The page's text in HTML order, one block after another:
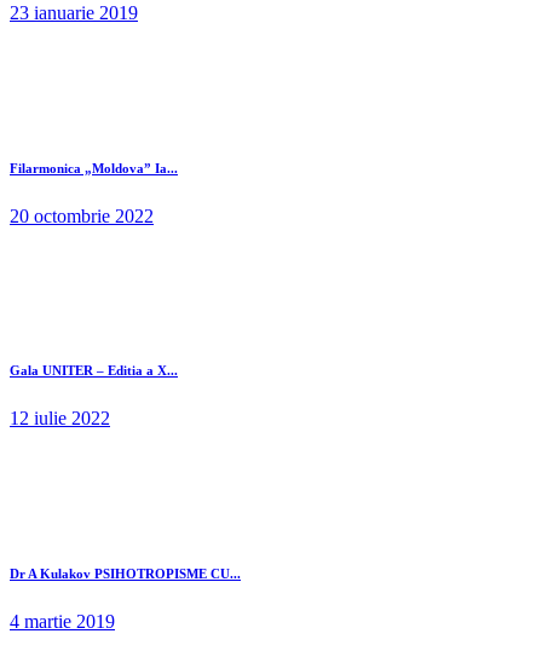
23 ianuarie 2019
Filarmonica „Moldova” Ia...
20 octombrie 2022
Gala UNITER – Editia a X...
12 iulie 2022
Dr A Kulakov PSIHOTROPISME CU...
4 martie 2019